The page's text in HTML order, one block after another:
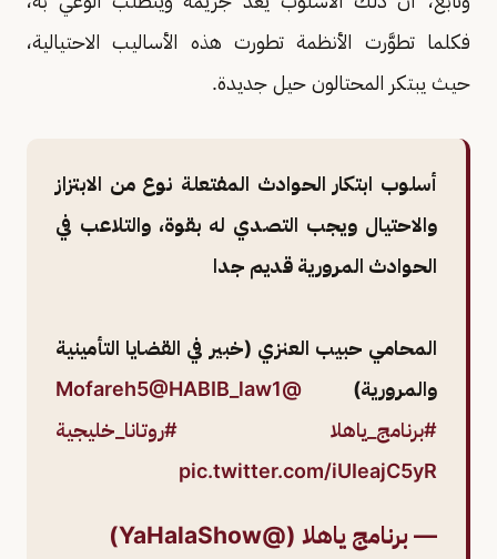
فكلما تطوَّرت الأنظمة تطورت هذه الأساليب الاحتيالية،
حيث يبتكر المحتالون حيل جديدة.
أسلوب ابتكار الحوادث المفتعلة نوع من الابتزاز
والاحتيال ويجب التصدي له بقوة، والتلاعب في
الحوادث المرورية قديم جدا
المحامي حبيب العنزي (خبير في القضايا التأمينية
والمرورية) @Mofareh5
@HABIB_law1
#برنامج_ياهلا
#روتانا_خليجية
pic.twitter.com/iUIeajC5yR
— برنامج ياهلا (@YaHalaShow)